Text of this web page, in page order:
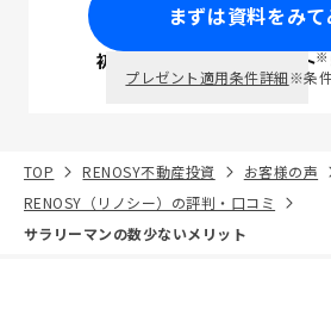
まずは資料をみて
初回面談で ポイント※
プレゼント適用条件詳細※条
TOP RENOSY不動産投資
お客様の声
RENOSY（リノシー）の評判・口コミ
サラリーマンの数少ないメリット